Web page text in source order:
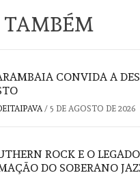
CONVIDA A
/ 5 DE AGOSTO DE 2026
ROCK E O
DO SOBERANO